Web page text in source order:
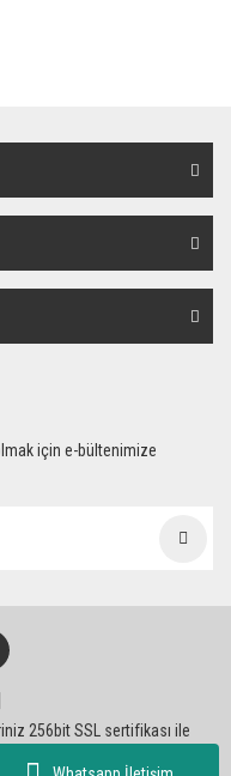
için e-bültenimize
256bit SSL sertifikası ile